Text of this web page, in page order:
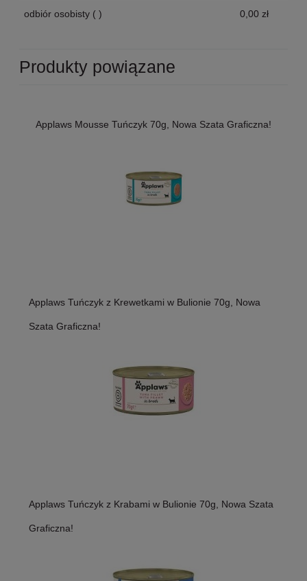
odbiór osobisty ( ) 0,00 zł
Produkty powiązane
Applaws Mousse Tuńczyk 70g, Nowa Szata Graficzna!
Applaws Tuńczyk z Krewetkami w Bulionie 70g, Nowa
Szata Graficzna!
Applaws Tuńczyk z Krabami w Bulionie 70g, Nowa Szata
Graficzna!